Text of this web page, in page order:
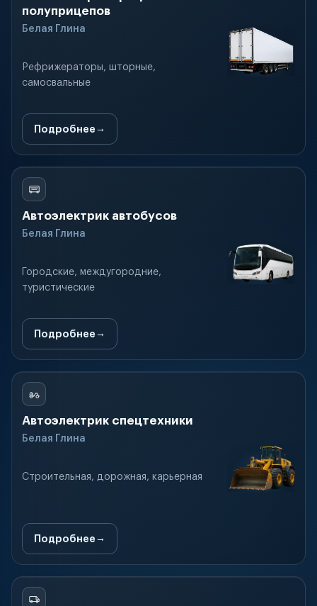
полуприцепов
Белая Глина
Рефрижераторы, шторные,
самосвальные
Подробнее
Автоэлектрик автобусов
Белая Глина
Городские, междугородние,
туристические
Подробнее
Автоэлектрик спецтехники
Белая Глина
Строительная, дорожная, карьерная
Подробнее